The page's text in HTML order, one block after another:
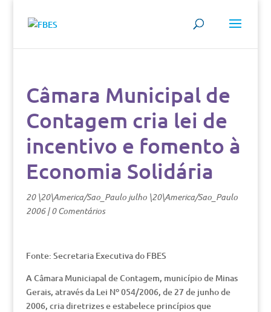
Câmara Municipal de
Contagem cria lei de
incentivo e fomento à
Economia Solidária
20 \20\America/Sao_Paulo julho \20\America/Sao_Paulo
2006|0 Comentários
Fonte: Secretaria Executiva do FBES
A Câmara Municiapal de Contagem, município de Minas
Gerais, através da Lei Nº 054/2006, de 27 de junho de
2006, cria diretrizes e estabelece princípios que